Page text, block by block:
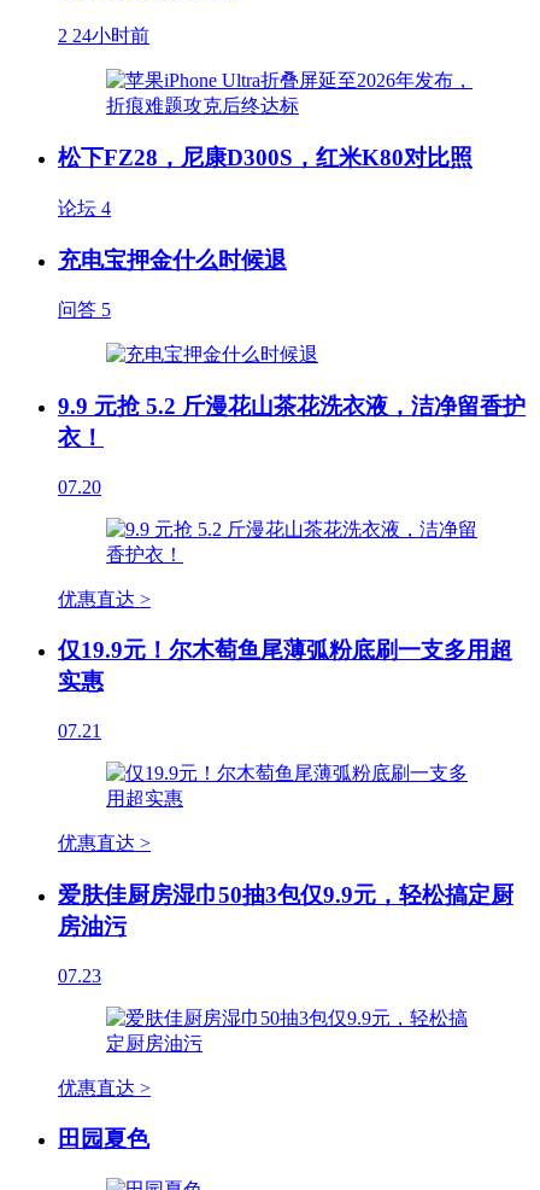
2 24小时前
松下FZ28，尼康D300S，红米K80对比照
论坛 4
充电宝押金什么时候退
问答 5
9.9 元抢 5.2 斤漫花山茶花洗衣液，洁净留香护
衣！
07.20
优惠直达 >
仅19.9元！尔木萄鱼尾薄弧粉底刷一支多用超
实惠
07.21
优惠直达 >
爱肤佳厨房湿巾50抽3包仅9.9元，轻松搞定厨
房油污
07.23
优惠直达 >
田园夏色